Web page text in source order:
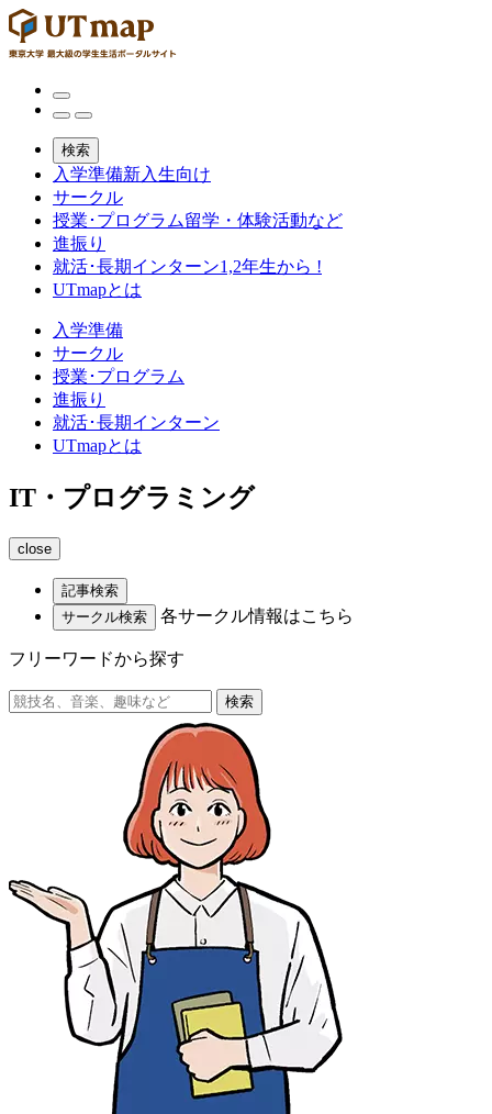
検索
入学準備新入生向け
サークル
授業･プログラム留学・体験活動など
進振り
就活･長期インターン1,2年生から !
UTmapとは
入学準備
サークル
授業･プログラム
進振り
就活･長期インターン
UTmapとは
IT・プログラミング
close
記事検索
サークル検索
各サークル情報はこちら
フリーワードから探す
検索